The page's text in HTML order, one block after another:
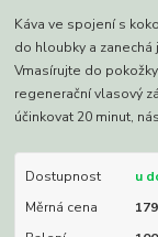
Káva ve spojení s
do hloubky a zanechá
Vmasírujte do
regenerační vlasový
účinkovat 20 minut,
Dostupnost
u
Měrná cena